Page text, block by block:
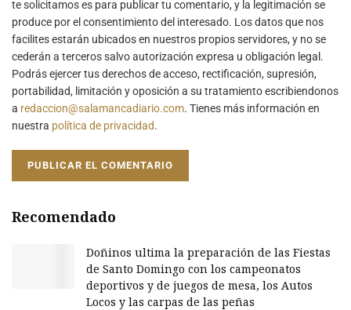
te solicitamos es para publicar tu comentario, y la legitimación se
produce por el consentimiento del interesado. Los datos que nos
facilites estarán ubicados en nuestros propios servidores, y no se
cederán a terceros salvo autorización expresa u obligación legal.
Podrás ejercer tus derechos de acceso, rectificación, supresión,
portabilidad, limitación y oposición a su tratamiento escribiendonos
a redaccion@salamancadiario.com. Tienes más información en
nuestra política de privacidad.
Recomendado
Doñinos ultima la preparación de las Fiestas
de Santo Domingo con los campeonatos
deportivos y de juegos de mesa, los Autos
Locos y las carpas de las peñas